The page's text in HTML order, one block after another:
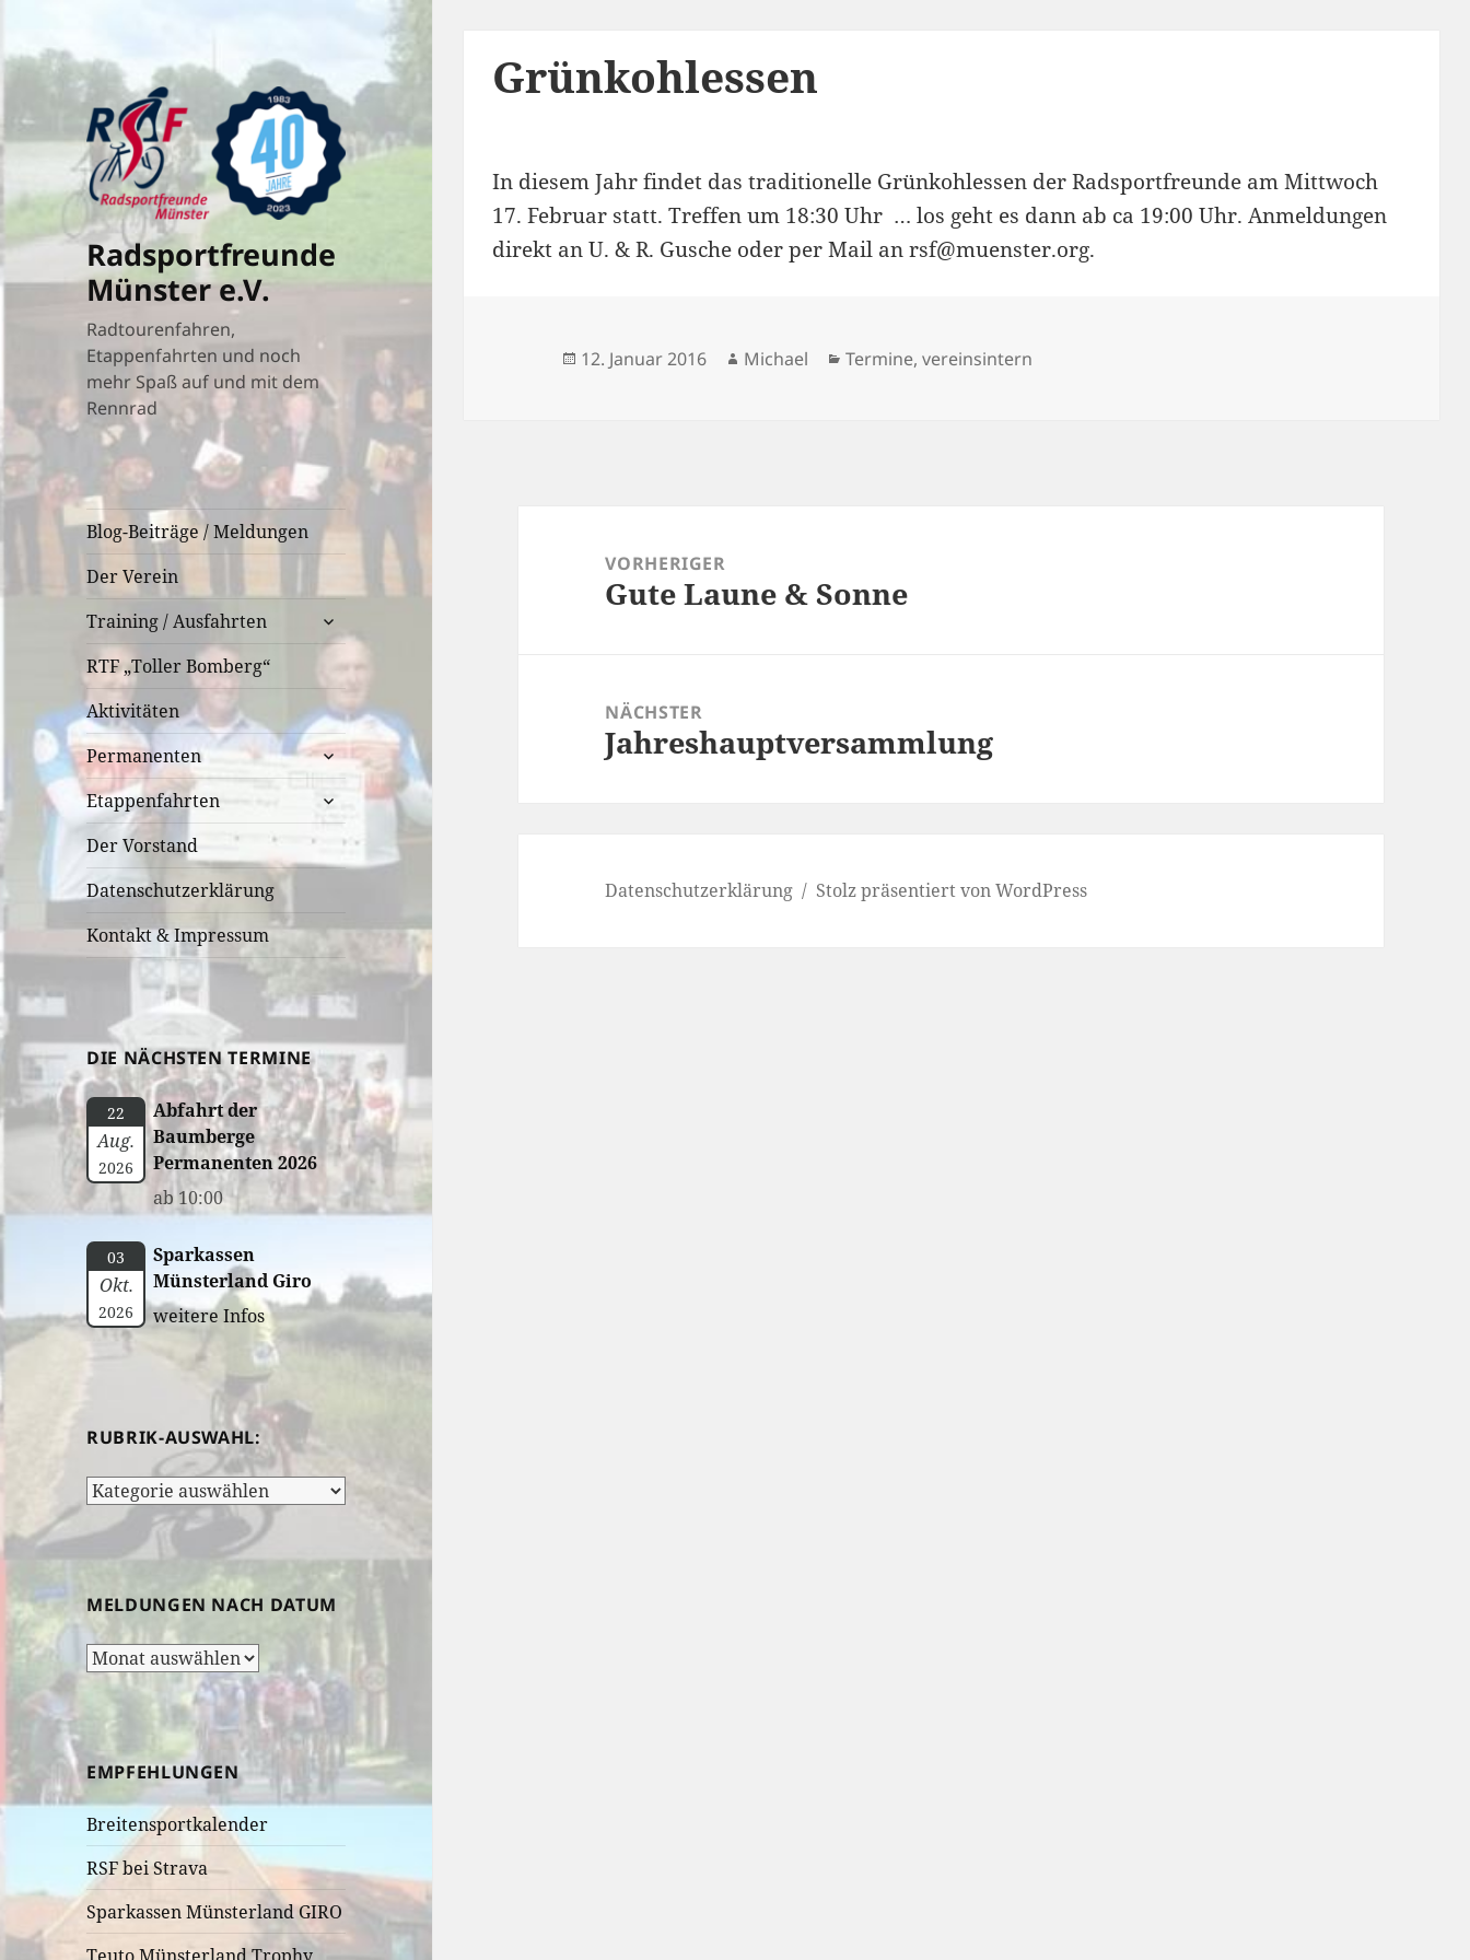
Radsportfreunde
Münster e.V.
Radtourenfahren,
Etappenfahrten und noch
mehr Spaß auf und mit dem
Rennrad
Blog-Beiträge / Meldungen
Der Verein
Training / Ausfahrten
untermenü
öffnen
RTF „Toller Bomberg“
Aktivitäten
Permanenten
untermenü
öffnen
Etappenfahrten
untermenü
öffnen
Der Vorstand
Datenschutzerklärung
Kontakt & Impressum
DIE NÄCHSTEN TERMINE
22
Aug.
2026
Abfahrt der
Baumberge
Permanenten 2026
ab 10:00
03
Okt.
2026
Sparkassen
Münsterland Giro
weitere Infos
RUBRIK-AUSWAHL:
Rubrik-
Auswahl:
MELDUNGEN NACH DATUM
Meldungen
nach
Datum
EMPFEHLUNGEN
Breitensportkalender
RSF bei Strava
Sparkassen Münsterland GIRO
Grünkohlessen
In diesem Jahr findet das traditionelle Grünkohlessen der Radsportfreunde am Mittwoch
17. Februar statt. Treffen um 18:30 Uhr … los geht es dann ab ca 19:00 Uhr. Anmeldungen
direkt an U. & R. Gusche oder per Mail an rsf@muenster.org.
Veröffentlicht
12. Januar 2016 Autor
Michael Kategorien
Termine, vereinsintern
VORHERIGER
Vorheriger
Gute Laune & Sonne
NÄCHSTER
Nächster
Jahreshauptversammlung
Datenschutzerklärung Stolz präsentiert von WordPress